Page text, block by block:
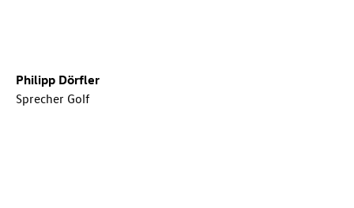
Philipp Dörfler
Sprecher Golf